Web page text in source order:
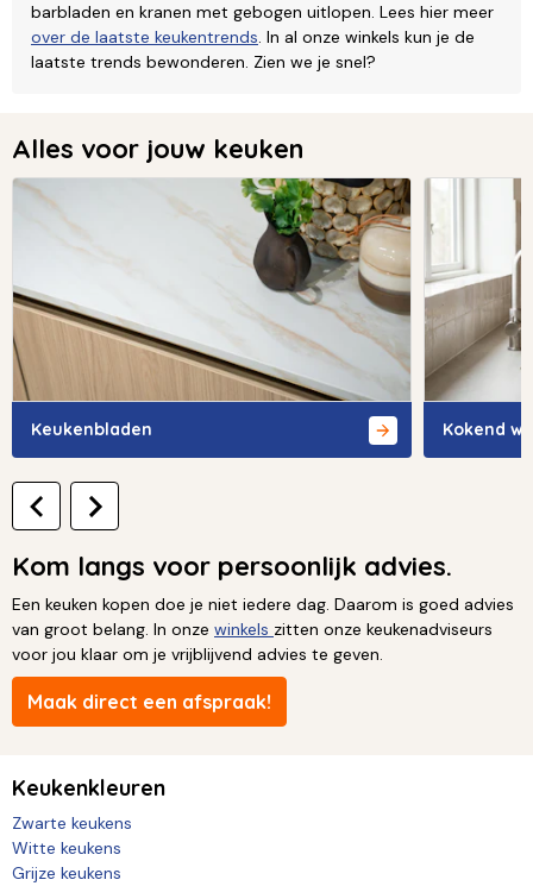
barbladen en kranen met gebogen uitlopen. Lees hier meer
over de laatste keukentrends. In al onze winkels kun je de
laatste trends bewonderen. Zien we je snel?
Alles voor jouw keuken
Keukenbladen Kokend
Kom langs voor persoonlijk advies.
Een keuken kopen doe je niet iedere dag. Daarom is goed advies
van groot belang. In onze winkels zitten onze keukenadviseurs
voor jou klaar om je vrijblijvend advies te geven.
Maak direct een afspraak!
Keukenkleuren
Zwarte keukens
Witte keukens
Grijze keukens